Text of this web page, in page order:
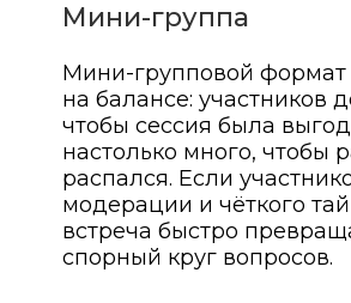
Мини-группа
Мини-групповой формат
на балансе: участников
чтобы сессия была
настолько много, чтобы
распался. Если
модерации и чёткого
встреча быстро
спорный круг вопросов.